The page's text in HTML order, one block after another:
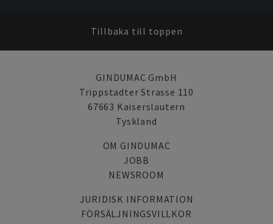
Tillbaka till toppen
GINDUMAC GmbH
Trippstadter Strasse 110
67663 Kaiserslautern
Tyskland
OM GINDUMAC
JOBB
NEWSROOM
JURIDISK INFORMATION
FÖRSÄLJNINGSVILLKOR